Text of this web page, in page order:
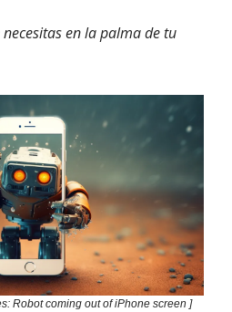
en la palma de tu
Robot coming out of iPhone screen ]